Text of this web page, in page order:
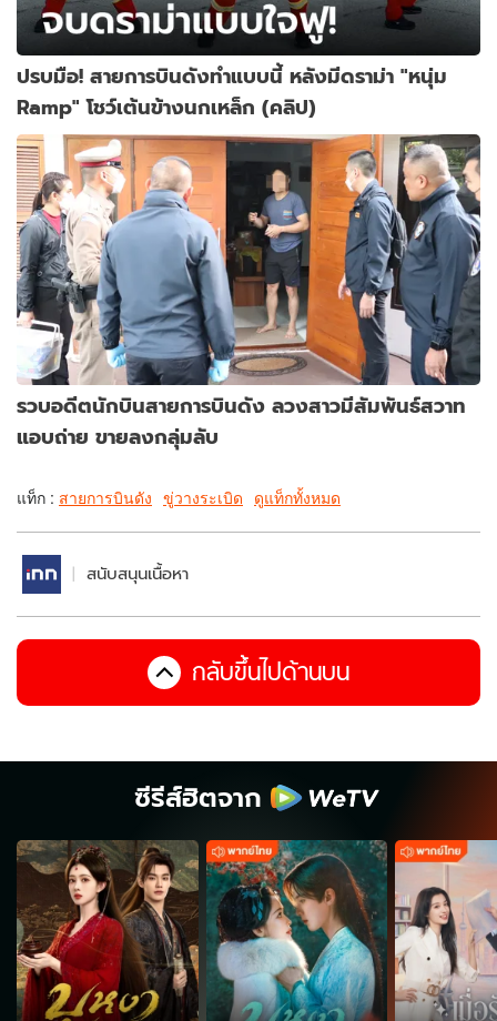
ปรบมือ! สายการบินดังทำแบบนี้ หลังมีดราม่า "หนุ่ม
Ramp" โชว์เต้นข้างนกเหล็ก (คลิป)
รวบอดีตนักบินสายการบินดัง ลวงสาวมีสัมพันธ์สวาท
แอบถ่าย ขายลงกลุ่มลับ
แท็ก : สายการบินดัง ขู่วางระเบิด ดูแท็กทั้งหมด
สนับสนุนเนื้อหา
กลับขึ้นไปด้านบน
ซีรีส์ฮิตจาก